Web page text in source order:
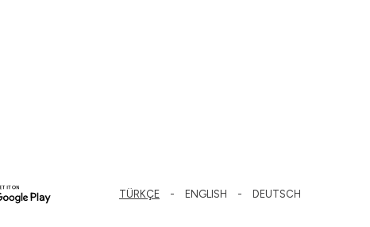
TÜRKÇE ENGLISH DEUTSCH